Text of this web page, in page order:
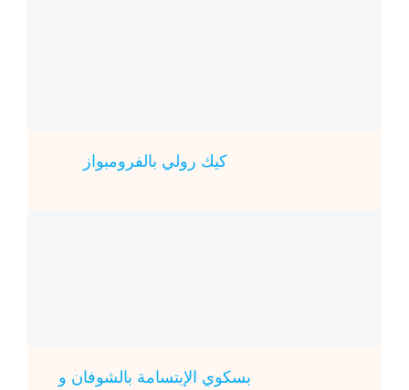
كيك رولي بالفرومبواز
بسكوي الإبتسامة بالشوفان و